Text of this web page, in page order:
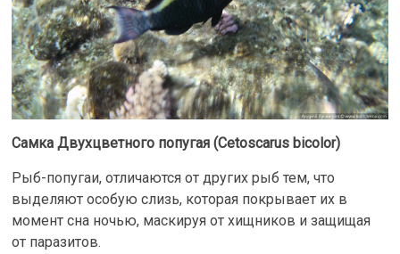
Самка Двухцветного попугая (Cetoscarus bicolor)
Рыб-попугаи, отличаются от других рыб тем, что
выделяют особую слизь, которая покрывает их в
момент сна ночью, маскируя от хищников и защищая
от паразитов.